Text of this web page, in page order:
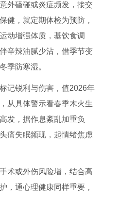
外磕碰或炎症频发，接交
健，就定期体检为预防，
动增强体质，基饮食调
辛辣油腻少沾，借季节变
季防寒湿。
记锐利与伤害，值2026年
从具体警示看春季木火生
发，据作息紊乱加重负
痛失眠频现，起情绪焦虑
术或外伤风险增，结合高
，通心理健康同样重要，